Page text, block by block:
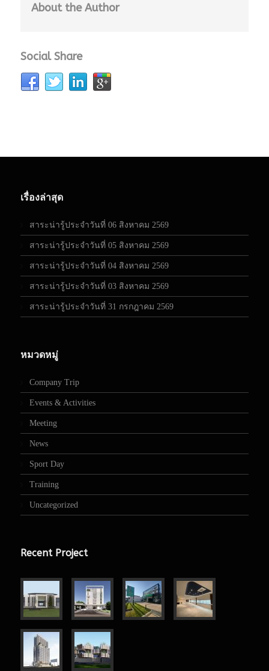
About the Author
Social Share
เรื่องล่าสุด
สาระน่ารู้ประจำวันที่ 06 สิงหาคม 2569
สาระน่ารู้ประจำวันที่ 05 สิงหาคม 2569
สาระน่ารู้ประจำวันที่ 04 สิงหาคม 2569
สาระน่ารู้ประจำวันที่ 03 สิงหาคม 2569
สาระน่ารู้ประจำวันที่ 31 กรกฎาคม 2569
หมวดหมู่
Company Trip
Events & Activities
Meeting
News
Sport Day
Training
Uncategorized
Recent Project